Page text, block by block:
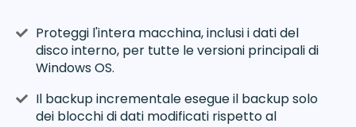
Proteggi l'intera macchina, inclusi i dati del
disco interno, per tutte le versioni principali di
Windows OS.
Il backup incrementale esegue il backup solo
dei blocchi di dati modificati rispetto al